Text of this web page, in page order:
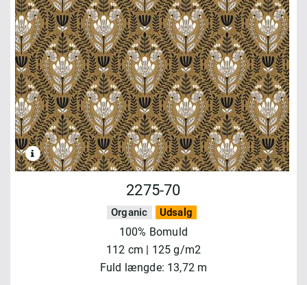
2275-70
Organic Udsalg
100% Bomuld
112 cm | 125 g/m2
Fuld længde: 13,72 m